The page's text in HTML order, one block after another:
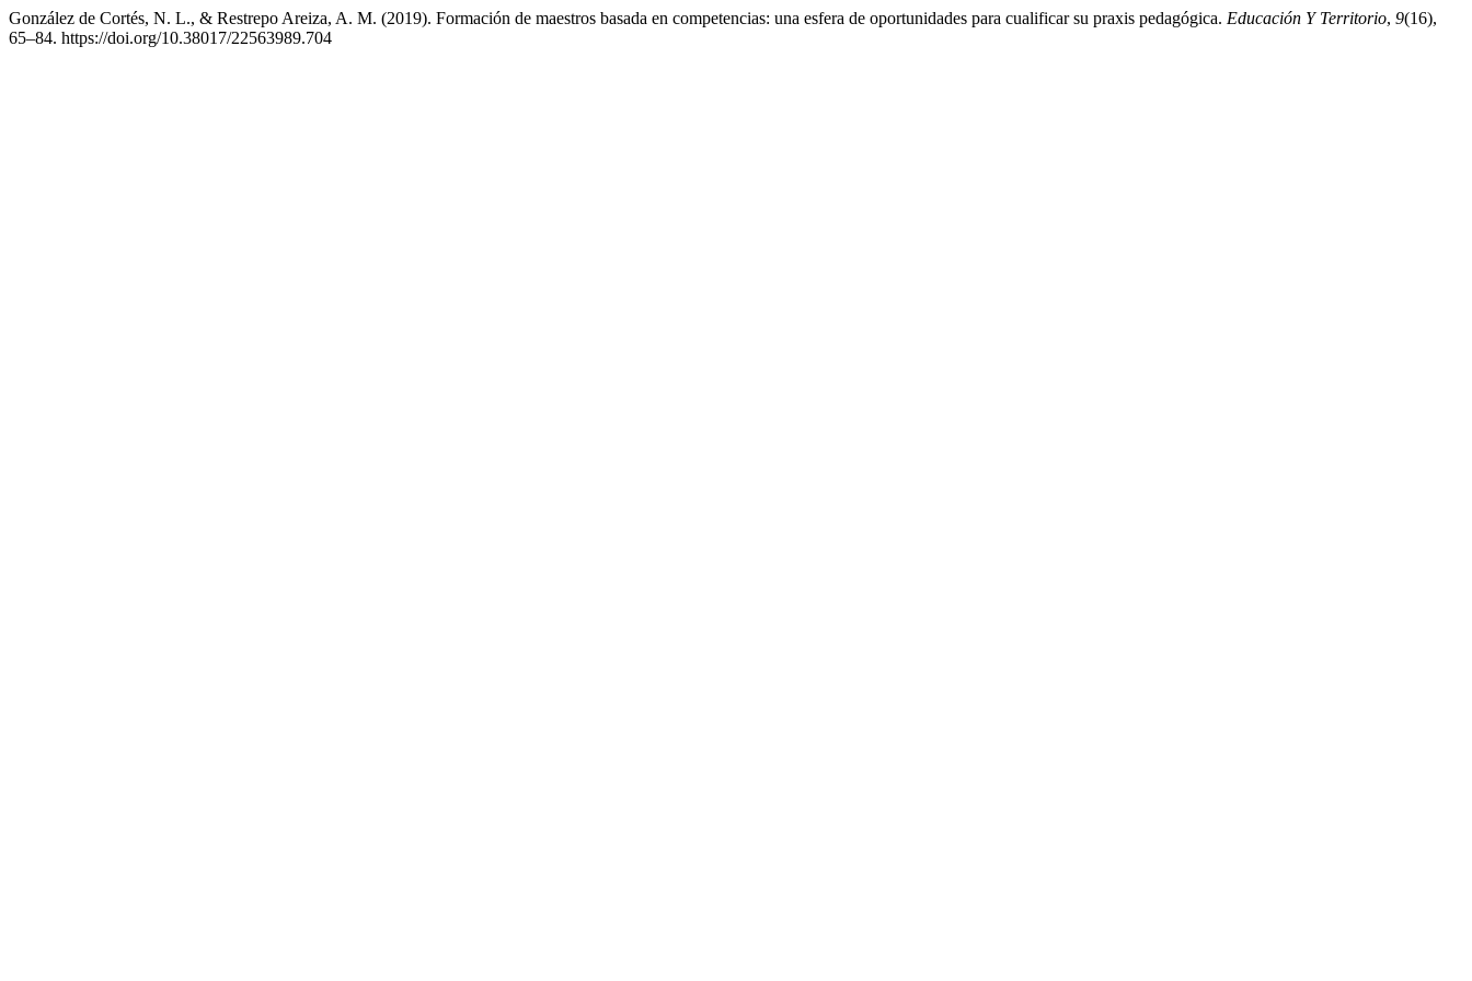
González de Cortés, N. L., & Restrepo Areiza, A. M. (2019). Formación de maestros basada en competencias: una esfera de oportunidades para cualificar su praxis pedagógica. Educación Y Territorio, 9(16),
65–84. https://doi.org/10.38017/22563989.704